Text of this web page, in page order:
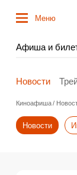
Меню
Афиша и
Новости
Киноафиша
Новости